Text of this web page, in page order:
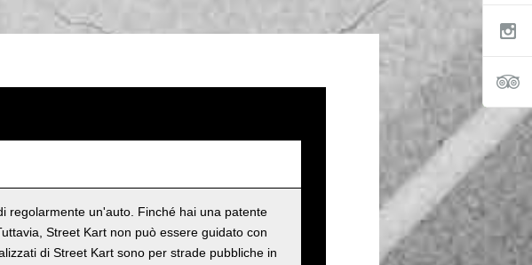
regolarmente un'auto. Finché hai una patente
Street Kart non può essere guidato con
di Street Kart sono per strade pubbliche in